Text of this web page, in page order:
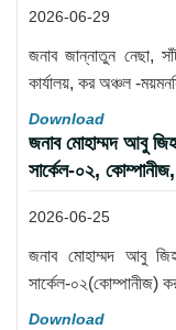
2026-06-29
জনাব জান্নাতুন নেছা,
কার্যালয়, কর অঞ্চল -
Download
জনাব মোহাম্মদ আবু
সার্কেল-০২,
2026-06-25
জনাব মোহাম্মদ আবু
সার্কেল-০২(কোম্পানীজ)
Download